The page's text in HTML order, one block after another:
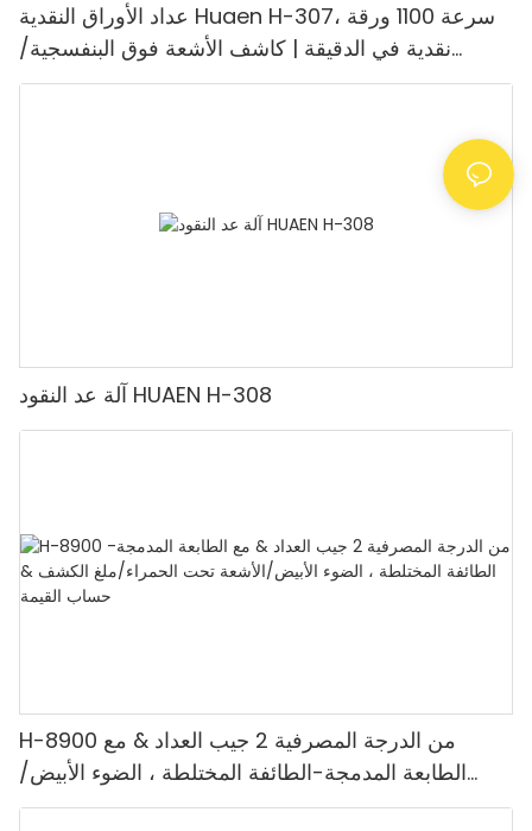
عداد الأوراق النقدية Huaen H-307، سرعة 1100 ورقة
نقدية في الدقيقة | كاشف الأشعة فوق البنفسجية/
المغناطيسية/الأشعة تحت الحمراء/التزييف، مناسب لعد
آلة عد النقود HUAEN H-308
H-8900 من الدرجة المصرفية 2 جيب العداد & مع
الطابعة المدمجة-الطائفة المختلطة ، الضوء الأبيض/
الأشعة تحت الحمراء/ملغ الكشف & حساب القيمة